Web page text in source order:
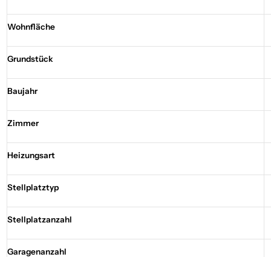
Wohnfläche
Grundstück
Baujahr
Zimmer
Heizungsart
Stellplatztyp
Stellplatzanzahl
Garagenanzahl